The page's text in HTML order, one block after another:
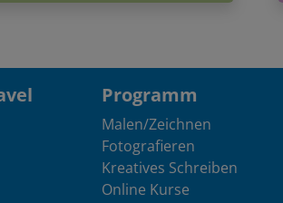
Programm
Malen/Zeichnen
Fotografieren
Kreatives Schreiben
Online Kurse